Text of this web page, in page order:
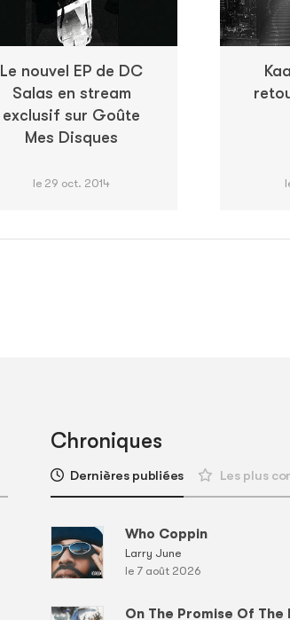
Le nouvel EP de DC
Salas en stream
exclusif sur Goûte
Mes Disques
le 29 oct. 2014
Chroniques
Dernières publiées Les plus
Who Coppin
Larry June
le 7 août 2026
On The Promise Of The